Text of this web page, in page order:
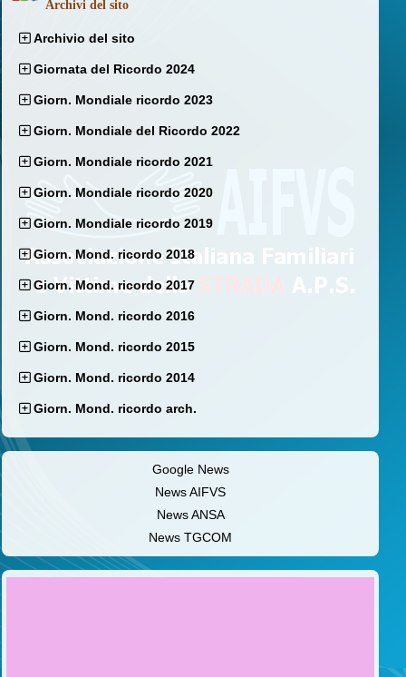
Archivi del sito
Archivio del sito
Giornata del Ricordo 2024
Giorn. Mondiale ricordo 2023
Giorn. Mondiale del Ricordo 2022
Giorn. Mondiale ricordo 2021
Giorn. Mondiale ricordo 2020
Giorn. Mondiale ricordo 2019
Giorn. Mond. ricordo 2018
Giorn. Mond. ricordo 2017
Giorn. Mond. ricordo 2016
Giorn. Mond. ricordo 2015
Giorn. Mond. ricordo 2014
Giorn. Mond. ricordo arch.
Google News
News AIFVS
News ANSA
News TGCOM